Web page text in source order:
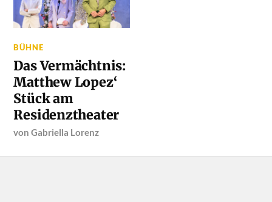
BÜHNE
Das Vermächtnis:
Matthew Lopez‘
Stück am
Residenztheater
vonGabriella Lorenz